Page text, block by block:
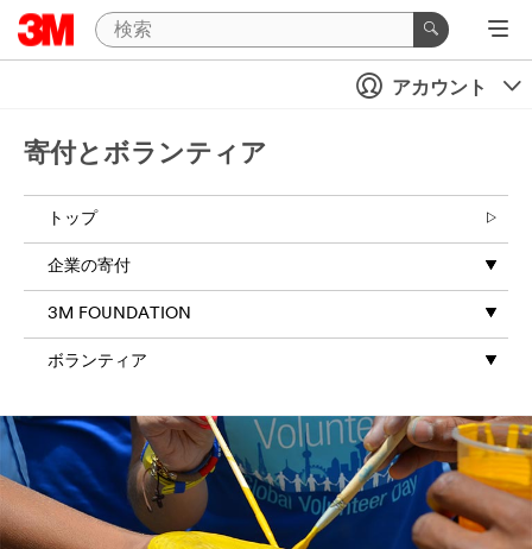
アカウント
寄付とボランティア
トップ
企業の寄付
3M FOUNDATION
ボランティア